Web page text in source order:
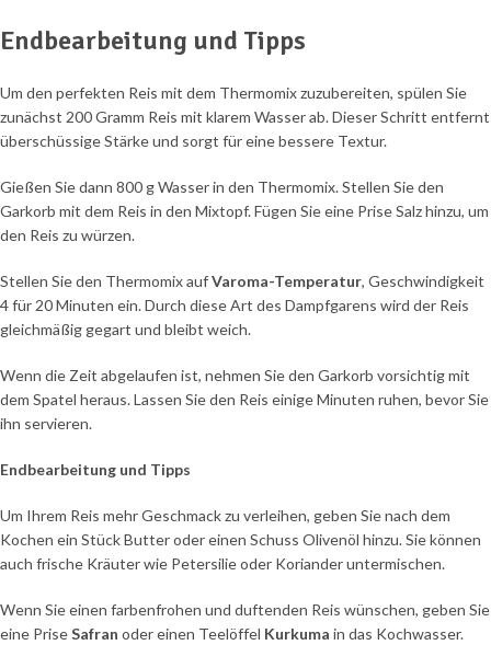
Endbearbeitung und Tipps
Um den perfekten Reis mit dem Thermomix zuzubereiten, spülen Sie
zunächst 200 Gramm Reis mit klarem Wasser ab. Dieser Schritt entfernt
überschüssige Stärke und sorgt für eine bessere Textur.
Gießen Sie dann 800 g Wasser in den Thermomix. Stellen Sie den
Garkorb mit dem Reis in den Mixtopf. Fügen Sie eine Prise Salz hinzu, um
den Reis zu würzen.
Stellen Sie den Thermomix aufVaroma-Temperatur, Geschwindigkeit
4 für 20 Minuten ein. Durch diese Art des Dampfgarens wird der Reis
gleichmäßig gegart und bleibt weich.
Wenn die Zeit abgelaufen ist, nehmen Sie den Garkorb vorsichtig mit
dem Spatel heraus. Lassen Sie den Reis einige Minuten ruhen, bevor Sie
ihn servieren.
Endbearbeitung und Tipps
Um Ihrem Reis mehr Geschmack zu verleihen, geben Sie nach dem
Kochen ein Stück Butter oder einen Schuss Olivenöl hinzu. Sie können
auch frische Kräuter wie Petersilie oder Koriander untermischen.
Wenn Sie einen farbenfrohen und duftenden Reis wünschen, geben Sie
eine PriseSafran oder einen Teelöffel Kurkuma in das Kochwasser.